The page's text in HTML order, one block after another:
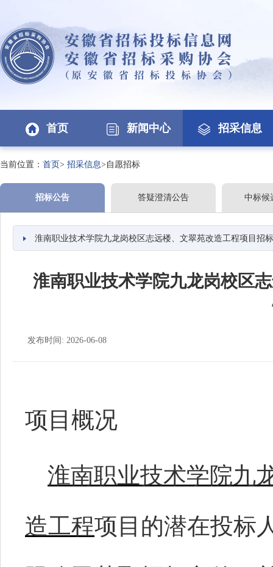
首页 新闻中心 招采信息
当前位置： 首页> 招采信息>自愿招标
招标公告 答疑澄清公告 中标候
淮南职业技术学院九龙岗校区志远楼、文翠苑改造工程项目招
淮南职业技术学院九龙岗校区
发布时间: 2026-06-08
项目概况
淮南职业技术学院九
造工程项目 的潜在投标